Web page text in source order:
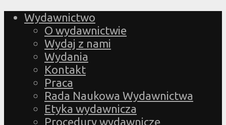
Wydawnictwo
O wydawnictwie
Wydaj z nami
Wydania
Kontakt
Praca
Rada Naukowa Wydawnictwa
Etyka wydawnicza
Procedury wydawnicze